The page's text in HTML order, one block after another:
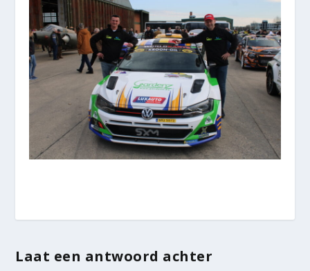
Laat een antwoord achter